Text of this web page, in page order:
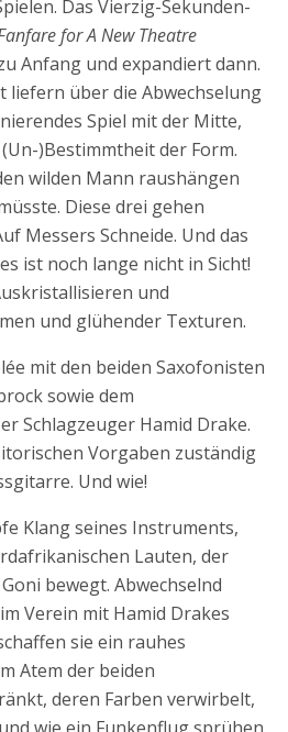
Das Vierzig-Sekunden-
for A New Theatre
Anfang und expandiert dann.
liefern über die Abwechselung
Spiel mit der Mitte,
)Bestimmtheit der Form.
wilden Mann raushängen
Diese drei gehen
Messers Schneide. Und das
ist noch lange nicht in Sicht!
und
und glühender Texturen.
mit den beiden Saxofonisten
sowie dem
Schlagzeuger Hamid Drake.
Vorgaben zuständig
Und wie!
Klang seines Instruments,
Lauten, der
bewegt. Abwechselnd
Verein mit Hamid Drakes
sie ein rauhes
Atem der beiden
deren Farben verwirbelt,